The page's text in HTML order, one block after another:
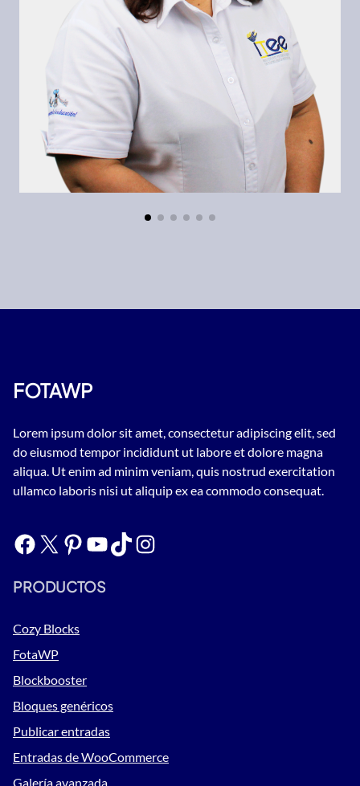
FOTAWP
Lorem ipsum dolor sit amet, consectetur adipiscing elit, sed
do eiusmod tempor incididunt ut labore et dolore magna
aliqua. Ut enim ad minim veniam, quis nostrud exercitation
ullamco laboris nisi ut aliquip ex ea commodo consequat.
PRODUCTOS
Cozy Blocks
FotaWP
Blockbooster
Bloques genéricos
Publicar entradas
Entradas de WooCommerce
Galería avanzada